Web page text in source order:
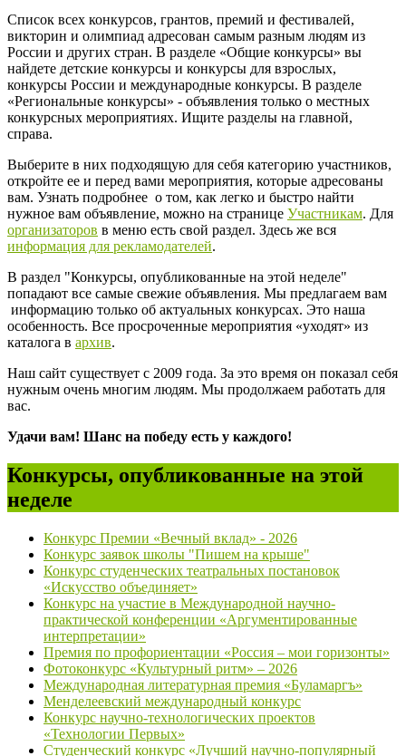
Список всех конкурсов, грантов, премий и фестивалей,
викторин и олимпиад адресован самым разным людям из
России и других стран. В разделе «Общие конкурсы» вы
найдете детские конкурсы и конкурсы для взрослых,
конкурсы России и международные конкурсы. В разделе
«Региональные конкурсы» - объявления только о местных
конкурсных мероприятиях. Ищите разделы на главной,
справа.
Выберите в них подходящую для себя категорию участников,
откройте ее и перед вами мероприятия, которые адресованы
вам. Узнать подробнее о том, как легко и быстро найти
нужное вам объявление, можно на странице Участникам. Для
организаторов в меню есть свой раздел. Здесь же вся
информация для рекламодателей.
В раздел "Конкурсы, опубликованные на этой неделе"
попадают все самые свежие объявления. Мы предлагаем вам
информацию только об актуальных конкурсах. Это наша
особенность. Все просроченные мероприятия «уходят» из
каталога в архив.
Наш сайт существует с 2009 года. За это время он показал себя
нужным очень многим людям. Мы продолжаем работать для
вас.
Удачи вам! Шанс на победу есть у каждого!
Конкурсы, опубликованные на этой
неделе
Конкурс Премии «Вечный вклад» - 2026
Конкурс заявок школы "Пишем на крыше"
Конкурс студенческих театральных постановок
«Искусство объединяет»
Конкурс на участие в Международной научно-
практической конференции «Аргументированные
интерпретации»
Премия по профориентации «Россия – мои горизонты»
Фотоконкурс «Культурный ритм» – 2026
Международная литературная премия «Буламаргъ»
Менделеевский международный конкурс
Конкурс научно-технологических проектов
«Технологии Первых»
Студенческий конкурс «Лучший научно-популярный